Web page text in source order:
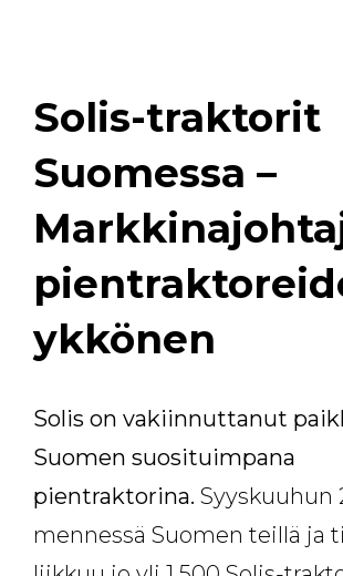
Solis-traktorit
Suomessa –
ykkönen
Solis on vakiinnuttanut
Suomen suosituimpana
pientraktorina. Syyskuuhun
mennessä Suomen teillä ja